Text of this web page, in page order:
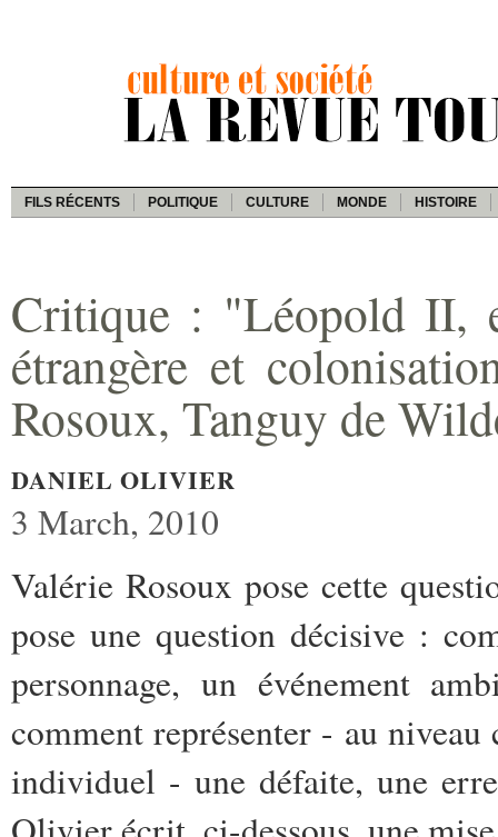
FILS RÉCENTS POLITIQUE CULTURE MONDE HISTOIRE
Critique : "Léopold II,
étrangère et
Rosoux, Tanguy de
DANIEL OLIVIER
3 March, 2010
Valérie Rosoux pose cette
pose une question décisive :
personnage, un événement
comment représenter - au
individuel - une défaite, une